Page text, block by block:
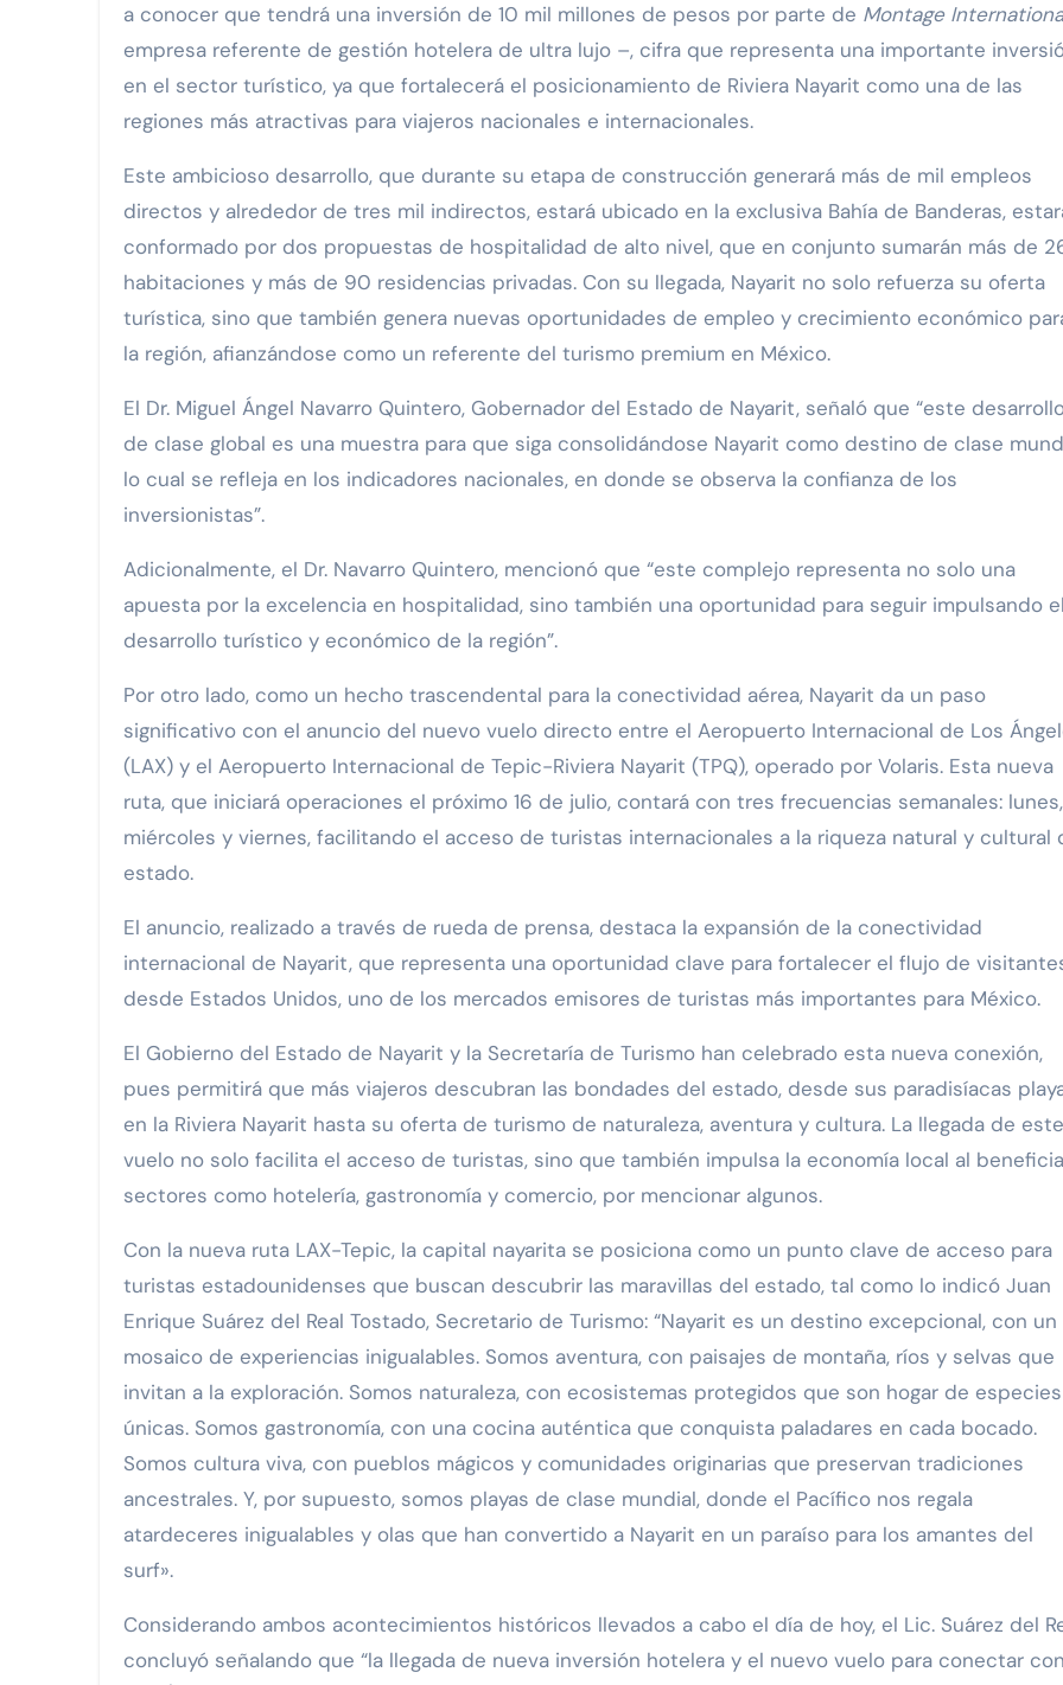
a conocer que tendrá una inversión de 10 mil millones de pesos por parte de Montage
empresa referente de gestión hotelera de ultra lujo –, cifra que representa una importante
en el sector turístico, ya que fortalecerá el posicionamiento de Riviera Nayarit como una de las
regiones más atractivas para viajeros nacionales e internacionales.
Este ambicioso desarrollo, que durante su etapa de construcción generará más de mil empleos
directos y alrededor de tres mil indirectos, estará ubicado en la exclusiva Bahía de Banderas,
conformado por dos propuestas de hospitalidad de alto nivel, que en conjunto sumarán más de
habitaciones y más de 90 residencias privadas. Con su llegada, Nayarit no solo refuerza su oferta
turística, sino que también genera nuevas oportunidades de empleo y crecimiento económico
la región, afianzándose como un referente del turismo premium en México.
El Dr. Miguel Ángel Navarro Quintero, Gobernador del Estado de Nayarit, señaló que “este
de clase global es una muestra para que siga consolidándose Nayarit como destino de clase
lo cual se refleja en los indicadores nacionales, en donde se observa la confianza de los
inversionistas”.
Adicionalmente, el Dr. Navarro Quintero, mencionó que “este complejo representa no solo una
apuesta por la excelencia en hospitalidad, sino también una oportunidad para seguir impulsando el
desarrollo turístico y económico de la región”.
Por otro lado, como un hecho trascendental para la conectividad aérea, Nayarit da un paso
significativo con el anuncio del nuevo vuelo directo entre el Aeropuerto Internacional de Los
(LAX) y el Aeropuerto Internacional de Tepic-Riviera Nayarit (TPQ), operado por Volaris. Esta nueva
ruta, que iniciará operaciones el próximo 16 de julio, contará con tres frecuencias semanales: lunes,
miércoles y viernes, facilitando el acceso de turistas internacionales a la riqueza natural y cultural
estado.
El anuncio, realizado a través de rueda de prensa, destaca la expansión de la conectividad
internacional de Nayarit, que representa una oportunidad clave para fortalecer el flujo de
desde Estados Unidos, uno de los mercados emisores de turistas más importantes para México.
El Gobierno del Estado de Nayarit y la Secretaría de Turismo han celebrado esta nueva conexión,
pues permitirá que más viajeros descubran las bondades del estado, desde sus paradisíacas
en la Riviera Nayarit hasta su oferta de turismo de naturaleza, aventura y cultura. La llegada de este
vuelo no solo facilita el acceso de turistas, sino que también impulsa la economía local al
sectores como hotelería, gastronomía y comercio, por mencionar algunos.
Con la nueva ruta LAX-Tepic, la capital nayarita se posiciona como un punto clave de acceso para
turistas estadounidenses que buscan descubrir las maravillas del estado, tal como lo indicó Juan
Enrique Suárez del Real Tostado, Secretario de Turismo: “Nayarit es un destino excepcional, con un
mosaico de experiencias inigualables. Somos aventura, con paisajes de montaña, ríos y selvas que
invitan a la exploración. Somos naturaleza, con ecosistemas protegidos que son hogar de especies
únicas. Somos gastronomía, con una cocina auténtica que conquista paladares en cada bocado.
Somos cultura viva, con pueblos mágicos y comunidades originarias que preservan tradiciones
ancestrales. Y, por supuesto, somos playas de clase mundial, donde el Pacífico nos regala
atardeceres inigualables y olas que han convertido a Nayarit en un paraíso para los amantes del
surf».
Considerando ambos acontecimientos históricos llevados a cabo el día de hoy, el Lic. Suárez del
concluyó señalando que “la llegada de nueva inversión hotelera y el nuevo vuelo para conectar con